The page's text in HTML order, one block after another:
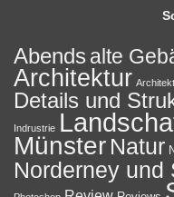
Abends alte
Architektur
Details und
Indrustrie
Münster Natur
Norderney und